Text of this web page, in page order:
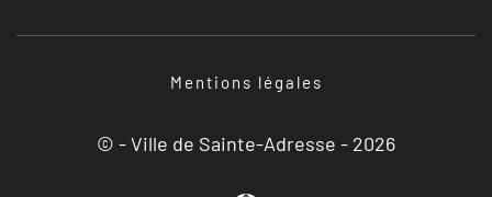
Mentions légales
© - Ville de Sainte-Adresse - 2026